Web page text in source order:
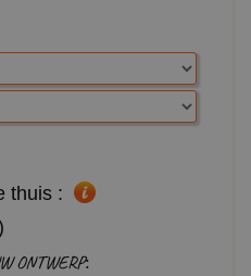
thuis :
ONTWERP: